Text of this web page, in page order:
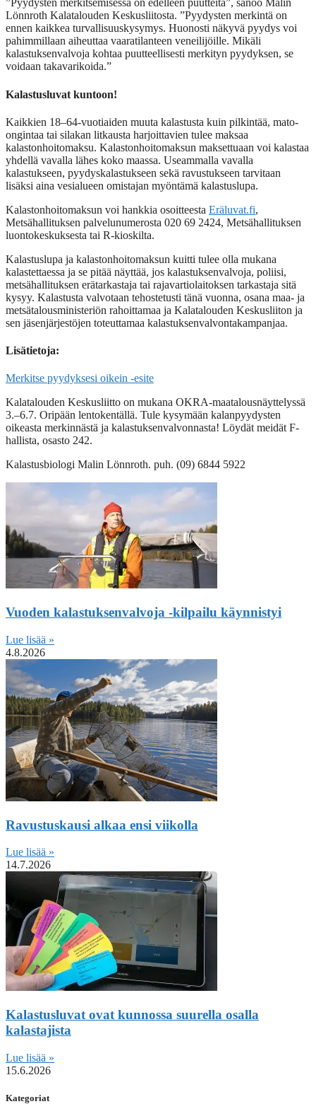
”Pyydysten merkitsemisessä on edelleen puutteita”, sanoo Malin
Lönnroth Kalatalouden Keskusliitosta. ”Pyydysten merkintä on
ennen kaikkea turvallisuuskysymys. Huonosti näkyvä pyydys voi
pahimmillaan aiheuttaa vaaratilanteen veneilijöille. Mikäli
kalastuksenvalvoja kohtaa puutteellisesti merkityn pyydyksen, se
voidaan takavarikoida.”
Kalastusluvat kuntoon!
Kaikkien 18–64-vuotiaiden muuta kalastusta kuin pilkintää, mato-
ongintaa tai silakan litkausta harjoittavien tulee maksaa
kalastonhoitomaksu. Kalastonhoitomaksun maksettuaan voi kalastaa
yhdellä vavalla lähes koko maassa. Useammalla vavalla
kalastukseen, pyydyskalastukseen sekä ravustukseen tarvitaan
lisäksi aina vesialueen omistajan myöntämä kalastuslupa.
Kalastonhoitomaksun voi hankkia osoitteesta Eräluvat.fi,
Metsähallituksen palvelunumerosta 020 69 2424, Metsähallituksen
luontokeskuksesta tai R-kioskilta.
Kalastuslupa ja kalastonhoitomaksun kuitti tulee olla mukana
kalastettaessa ja se pitää näyttää, jos kalastuksenvalvoja, poliisi,
metsähallituksen erätarkastaja tai rajavartiolaitoksen tarkastaja sitä
kysyy. Kalastusta valvotaan tehostetusti tänä vuonna, osana maa- ja
metsätalousministeriön rahoittamaa ja Kalatalouden Keskusliiton ja
sen jäsenjärjestöjen toteuttamaa kalastuksenvalvontakampanjaa.
Lisätietoja:
Merkitse pyydyksesi oikein -esite
Kalatalouden Keskusliitto on mukana OKRA-maatalousnäyttelyssä
3.–6.7. Oripään lentokentällä. Tule kysymään kalanpyydysten
oikeasta merkinnästä ja kalastuksenvalvonnasta! Löydät meidät F-
hallista, osasto 242.
Kalastusbiologi Malin Lönnroth. puh. (09) 6844 5922
Vuoden kalastuksenvalvoja -kilpailu käynnistyi
Lue lisää »
4.8.2026
Ravustuskausi alkaa ensi viikolla
Lue lisää »
14.7.2026
Kalastusluvat ovat kunnossa suurella osalla
kalastajista
Lue lisää »
15.6.2026
Kategoriat